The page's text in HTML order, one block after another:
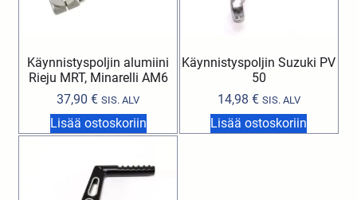
Käynnistyspoljin alumiini
Rieju MRT, Minarelli AM6
37,90€ SIS. ALV
Lisää ostoskoriin
Käynnistyspoljin Suzuki PV
50
14,98 € SIS. ALV
Lisää ostoskoriin